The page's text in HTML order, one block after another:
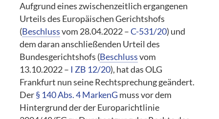
Aufgrund eines zwischenzeitlich ergangenen
Urteils des Europäischen Gerichtshofs
(Beschlussvom 28.04.2022 –C-531/20) und
dem daran anschließenden Urteil des
Bundesgerichtshofs (Beschlussvom
13.10.2022 – I ZB 12/20), hat das OLG
Frankfurt nun seine Rechtsprechung geändert.
Der§ 140 Abs. 4 MarkenG muss vor dem
Hintergrund der der Europarichtlinie